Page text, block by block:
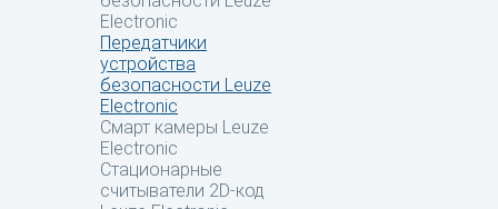
Electronic
Передатчики
устройства
безопасности Leuze
Electronic
Смарт камеры Leuze
Electronic
Стационарные
считыватели 2D-код